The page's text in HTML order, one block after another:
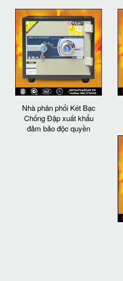
Nhà phân phối Két Bạc
Chống Đập xuất khẩu
đảm bảo độc quyền